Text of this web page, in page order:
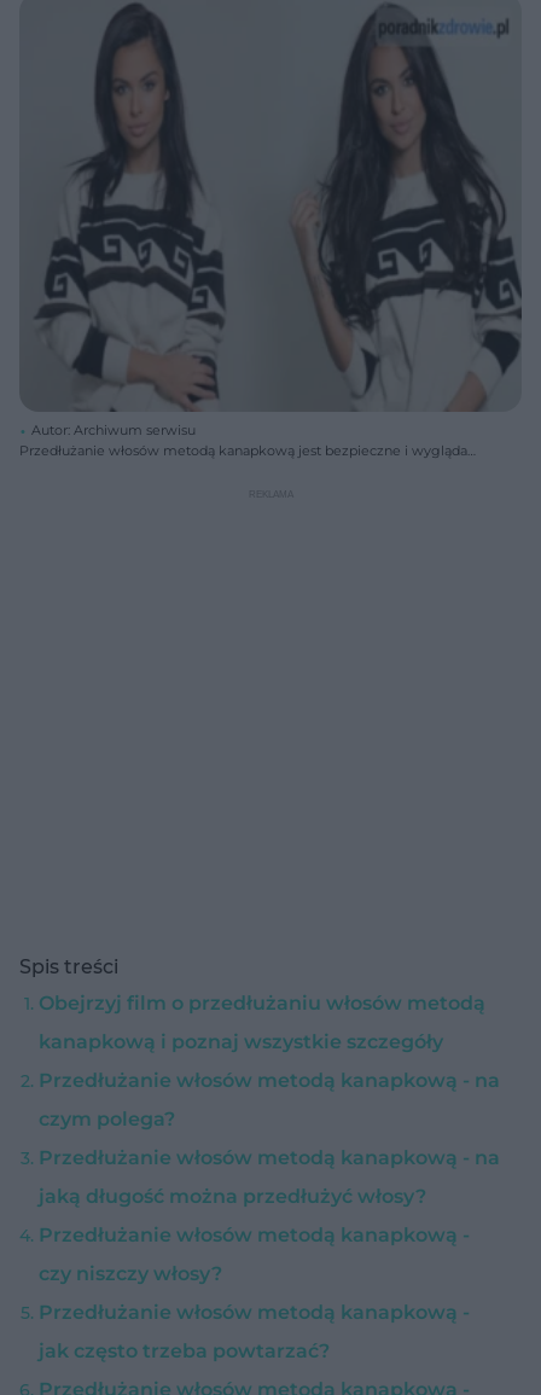
Autor: Archiwum serwisu
Przedłużanie włosów metodą kanapkową jest bezpieczne i wygląda
Spis treści
Obejrzyj film o przedłużaniu włosów metodą
kanapkową i poznaj wszystkie szczegóły
Przedłużanie włosów metodą kanapkową - na
czym polega?
Przedłużanie włosów metodą kanapkową - na
jaką długość można przedłużyć włosy?
Przedłużanie włosów metodą kanapkową -
czy niszczy włosy?
Przedłużanie włosów metodą kanapkową -
jak często trzeba powtarzać?
Przedłużanie włosów metodą kanapkową -